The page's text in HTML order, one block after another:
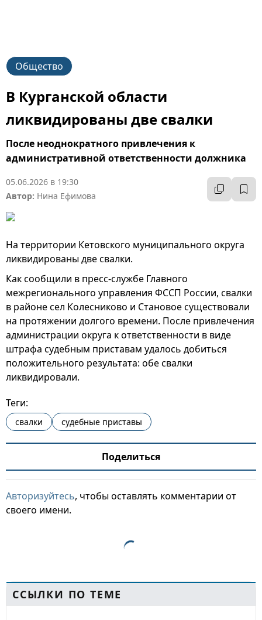
Общество
В Курганской области
ликвидированы две свалки
После неоднократного привлечения к
административной ответственности должника
05.06.2026 в 19:30
Автор: Нина Ефимова
На территории Кетовского муниципального округа
ликвидированы две свалки.
Как сообщили в пресс-службе Главного
межрегионального управления ФССП России, свалки
в районе сел Колесниково и Становое существовали
на протяжении долгого времени. После привлечения
администрации округа к ответственности в виде
штрафа судебным приставам удалось добиться
положительного результата: обе свалки
ликвидировали.
Теги:
свалки судебные приставы
Поделиться
Авторизуйтесь, чтобы оставлять комментарии от
своего имени.
ССЫЛКИ ПО ТЕМЕ